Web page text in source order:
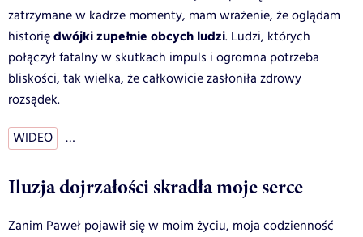
zatrzymane w kadrze momenty, mam wrażenie, że oglądam
historiędwójki zupełnie obcych ludzi. Ludzi, których
połączył fatalny w skutkach impuls i ogromna potrzeba
bliskości, tak wielka, że całkowicie zasłoniła zdrowy
rozsądek.
WIDEO …
Iluzja dojrzałości skradła moje serce
Zanim Paweł pojawił się w moim życiu, moja codzienność